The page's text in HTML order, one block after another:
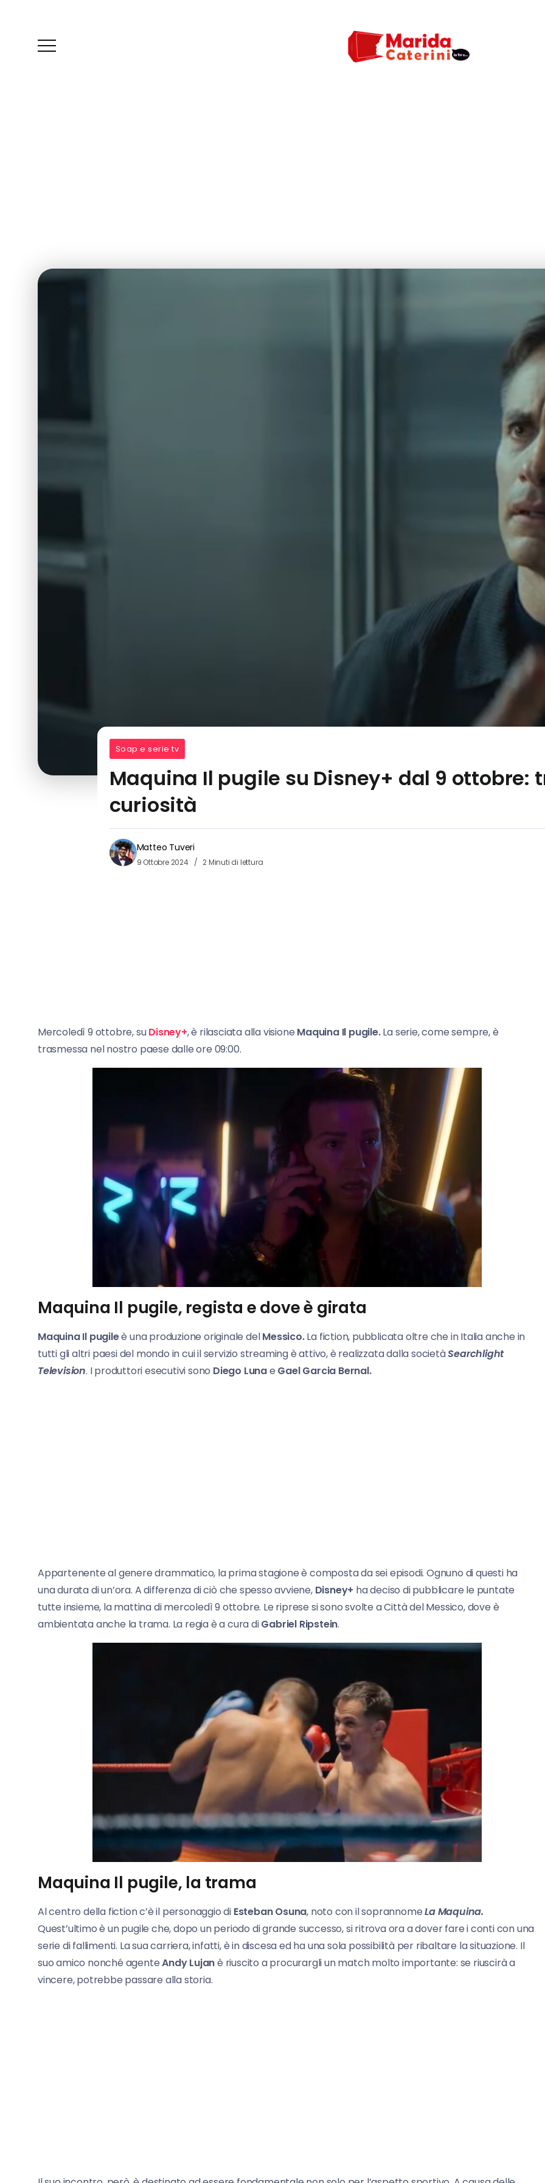
Soap e serie tv
Maquina Il pugile su Disney+ dal 9 ottobre:
curiosità
Matteo Tuveri
9 Ottobre 2024 2 Minuti di lettura
Mercoledì 9 ottobre, suDisney+, è rilasciata alla visione Maquina Il pugile.La serie, come sempre, è
trasmessa nel nostro paese dalle ore 09:00.
Maquina Il pugile, regista e dove è girata
Maquina Il pugileè una produzione originale delMessico.La fiction, pubblicata oltre che in Italia anche in
tutti gli altri paesi del mondo in cui il servizio streaming è attivo, è realizzata dalla societàSearchlight
Television. I produttori esecutivi sono Diego Lunae Gael Garcia Bernal.
Appartenente al genere drammatico, la prima stagione è composta da sei episodi. Ognuno di questi ha
una durata di un’ora. A differenza di ciò che spesso avviene, Disney+ ha deciso di pubblicare le puntate
tutte insieme, la mattina di mercoledì 9 ottobre. Le riprese si sono svolte a Città del Messico, dove è
ambientata anche la trama. La regia è a cura diGabriel Ripstein.
Maquina Il pugile, la trama
Al centro della fiction c’è il personaggio di Esteban Osuna, noto con il soprannomeLa Maquina.
Quest’ultimo è un pugile che, dopo un periodo di grande successo, si ritrova ora a dover fare i conti con una
serie di fallimenti. La sua carriera, infatti, è in discesa ed ha una sola possibilità per ribaltare la situazione. Il
suo amico nonché agenteAndy Lujanè riuscito a procurargli un match molto importante: se riuscirà a
vincere, potrebbe passare alla storia.